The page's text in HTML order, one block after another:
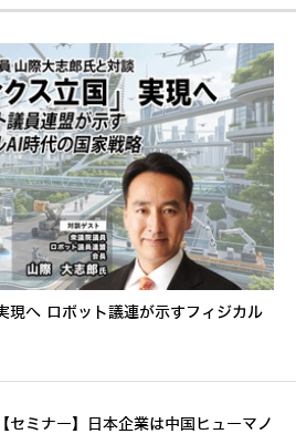
現へ ロボット議連が示すフィジカル
【セミナー】日本企業は中国ヒューマノ